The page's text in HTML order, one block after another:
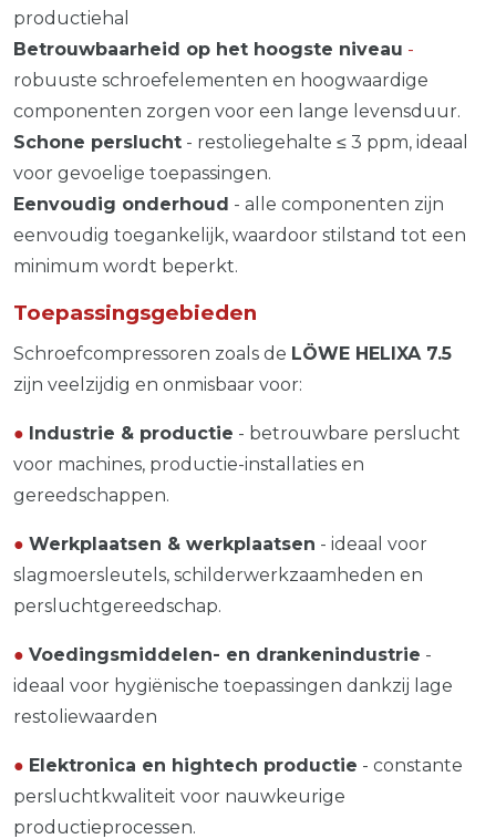
productiehal
Betrouwbaarheid op het hoogste niveau -
robuuste schroefelementen en hoogwaardige
componenten zorgen voor een lange levensduur.
Schone perslucht - restoliegehalte ≤ 3 ppm, ideaal
voor gevoelige toepassingen.
Eenvoudig onderhoud - alle componenten zijn
eenvoudig toegankelijk, waardoor stilstand tot een
minimum wordt beperkt.
Toepassingsgebieden
Schroefcompressoren zoals de LÖWE HELIXA 7.5
zijn veelzijdig en onmisbaar voor:
● Industrie & productie - betrouwbare perslucht
voor machines, productie-installaties en
gereedschappen.
● Werkplaatsen & werkplaatsen - ideaal voor
slagmoersleutels, schilderwerkzaamheden en
persluchtgereedschap.
● Voedingsmiddelen- en drankenindustrie -
ideaal voor hygiënische toepassingen dankzij lage
restoliewaarden
● Elektronica en hightech productie - constante
persluchtkwaliteit voor nauwkeurige
productieprocessen.